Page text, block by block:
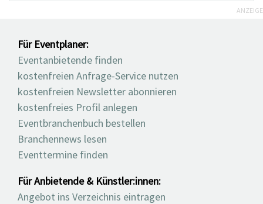
ANZEIGE
Für Eventplaner:
Eventanbietende finden
kostenfreien Anfrage-Service nutzen
kostenfreien Newsletter abonnieren
kostenfreies Profil anlegen
Eventbranchenbuch bestellen
Branchennews lesen
Eventtermine finden
Für Anbietende & Künstler:innen:
Angebot ins Verzeichnis eintragen